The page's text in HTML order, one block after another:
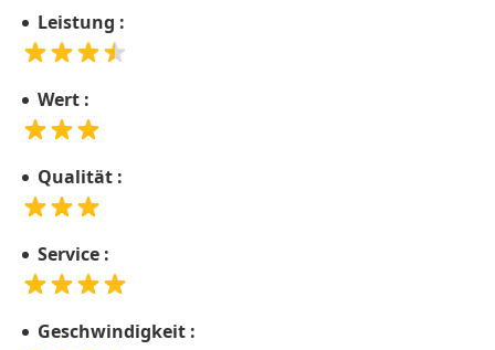
Endgültiges
Urteil
Leawo
Blu-
ray
Creator
5.
Alternative
zu
Leistung :
Wert :
Qualität :
Service :
Geschwindigkeit :